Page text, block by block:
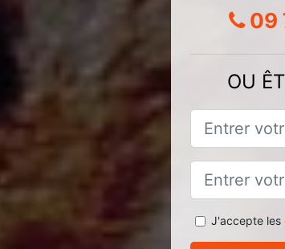
09
OU
J'accepte les